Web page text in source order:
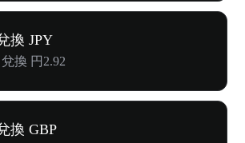
換 JPY
換 円2.92
換 GBP